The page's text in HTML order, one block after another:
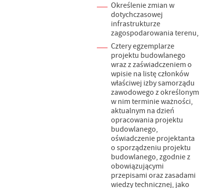
Określenie zmian w
dotychczasowej
infrastrukturze
zagospodarowania terenu,
Cztery egzemplarze
projektu budowlanego
wraz z zaświadczeniem o
wpisie na listę członków
właściwej izby samorządu
zawodowego z określonym
w nim terminie ważności,
aktualnym na dzień
opracowania projektu
budowlanego,
oświadczenie projektanta
o sporządzeniu projektu
budowlanego, zgodnie z
obowiązującymi
przepisami oraz zasadami
wiedzy technicznej, jako